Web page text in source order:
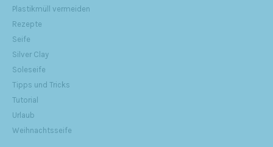
Plastikmüll vermeiden
Rezepte
Seife
Silver Clay
Soleseife
Tipps und Tricks
Tutorial
Urlaub
Weihnachtsseife